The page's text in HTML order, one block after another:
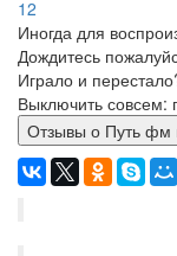
12
Иногда для
Дождитесь
Играло и
Выключить совсем:
Отзывы о